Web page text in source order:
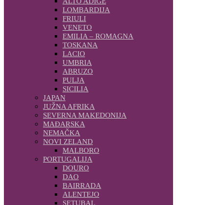
LOMBARDIJA
FRIULI
VENETO
EMILIA – ROMAGNA
TOSKANA
LACIO
UMBRIA
ABRUZO
PULJA
SICILIA
JAPAN
JUŽNA AFRIKA
SEVERNA MAKEDONIJA
MAĐARSKA
NEMAČKA
NOVI ZELAND
MALBORO
PORTUGALIJA
DOURO
DAO
BAIRRADA
ALENTEJO
SETUBAL